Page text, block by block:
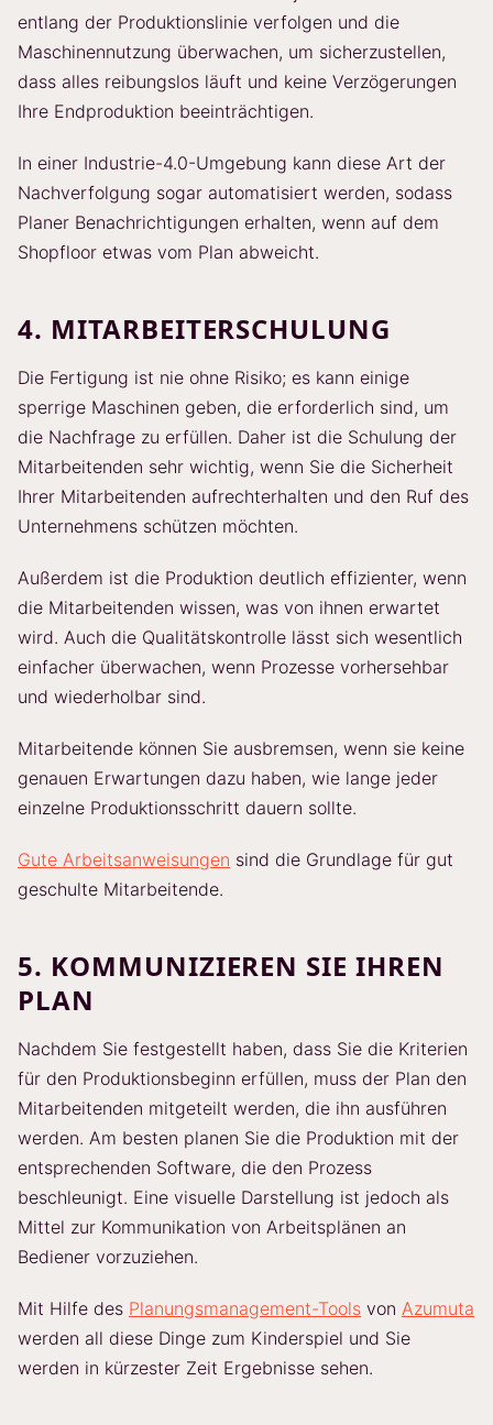
entlang der Produktionslinie verfolgen und die
Maschinennutzung überwachen, um sicherzustellen,
dass alles reibungslos läuft und keine Verzögerungen
Ihre Endproduktion beeinträchtigen.
In einer Industrie-4.0-Umgebung kann diese Art der
Nachverfolgung sogar automatisiert werden, sodass
Planer Benachrichtigungen erhalten, wenn auf dem
Shopfloor etwas vom Plan abweicht.
4. MITARBEITERSCHULUNG
Die Fertigung ist nie ohne Risiko; es kann einige
sperrige Maschinen geben, die erforderlich sind, um
die Nachfrage zu erfüllen. Daher ist die Schulung der
Mitarbeitenden sehr wichtig, wenn Sie die Sicherheit
Ihrer Mitarbeitenden aufrechterhalten und den Ruf des
Unternehmens schützen möchten.
Außerdem ist die Produktion deutlich effizienter, wenn
die Mitarbeitenden wissen, was von ihnen erwartet
wird. Auch die Qualitätskontrolle lässt sich wesentlich
einfacher überwachen, wenn Prozesse vorhersehbar
und wiederholbar sind.
Mitarbeitende können Sie ausbremsen, wenn sie keine
genauen Erwartungen dazu haben, wie lange jeder
einzelne Produktionsschritt dauern sollte.
Gute Arbeitsanweisungen sind die Grundlage für gut
geschulte Mitarbeitende.
5. KOMMUNIZIEREN SIE IHREN
PLAN
Nachdem Sie festgestellt haben, dass Sie die Kriterien
für den Produktionsbeginn erfüllen, muss der Plan den
Mitarbeitenden mitgeteilt werden, die ihn ausführen
werden. Am besten planen Sie die Produktion mit der
entsprechenden Software, die den Prozess
beschleunigt. Eine visuelle Darstellung ist jedoch als
Mittel zur Kommunikation von Arbeitsplänen an
Bediener vorzuziehen.
Mit Hilfe des Planungsmanagement-Tools von Azumuta
werden all diese Dinge zum Kinderspiel und Sie
werden in kürzester Zeit Ergebnisse sehen.